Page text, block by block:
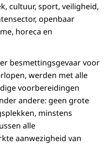
cultuur, sport, veiligheid,
openbaar
horeca en
besmettingsgevaar voor
werden met alle
voorbereidingen
andere: geen grote
minstens
alle
aanwezigheid van